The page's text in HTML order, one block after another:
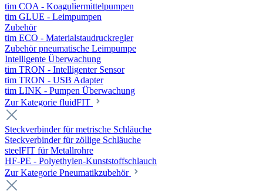
tim COA - Koaguliermittelpumpen
tim GLUE - Leimpumpen
Zubehör
tim ECO - Materialstaudruckregler
Zubehör pneumatische Leimpumpe
Intelligente Überwachung
tim TRON - Intelligenter Sensor
tim TRON - USB Adapter
tim LINK - Pumpen Überwachung
Zur Kategorie fluidFIT
Steckverbinder für metrische Schläuche
Steckverbinder für zöllige Schläuche
steelFIT für Metallrohre
HF-PE - Polyethylen-Kunststoffschlauch
Zur Kategorie Pneumatikzubehör